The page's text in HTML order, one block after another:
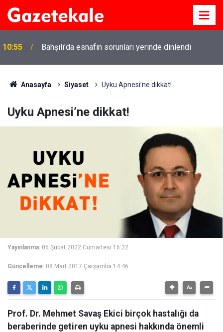
10:55 Bahşılı'da esnafın sorunları yerinde dinlendi
Anasayfa Siyaset Uyku Apnesi’ne dikkat!
Uyku Apnesi’ne dikkat!
Yayınlanma: 05 Şubat 2022 Cumartesi 16:22
Güncelleme: 08 Mart 2017 Çarşamba 14:46
Prof. Dr. Mehmet Savaş Ekici birçok hastalığı da
beraberinde getiren uyku apnesi hakkında önemli